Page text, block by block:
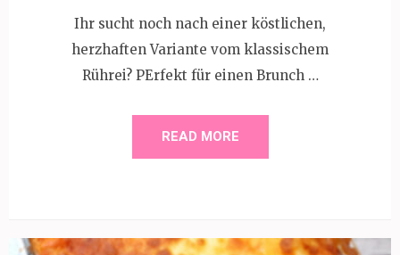
Ihr sucht noch nach einer köstlichen,
herzhaften Variante vom klassischem
Rührei? PErfekt für einen Brunch …
READ MORE